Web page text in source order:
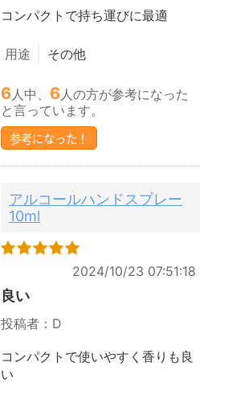
コンパクトで持ち運びに最適
用途 その他
6人中、 6人の方が参考になった
と言っています。
参考になった！
アルコールハンドスプレー
10ml
2024/10/23 07:51:18
良い
投稿者：D
コンパクトで使いやすく香りも良
い